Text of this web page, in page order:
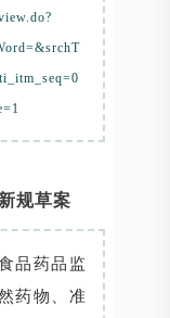
规草案
品药品监
药物、准